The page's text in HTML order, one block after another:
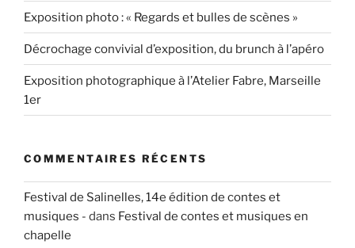
Exposition photo : « Regards et bulles de scènes »
Décrochage convivial d’exposition, du brunch à l’apéro
Exposition photographique à l’Atelier Fabre, Marseille
1er
COMMENTAIRES RÉCENTS
Festival de Salinelles, 14e édition de contes et
musiques - dans Festival de contes et musiques en
chapelle